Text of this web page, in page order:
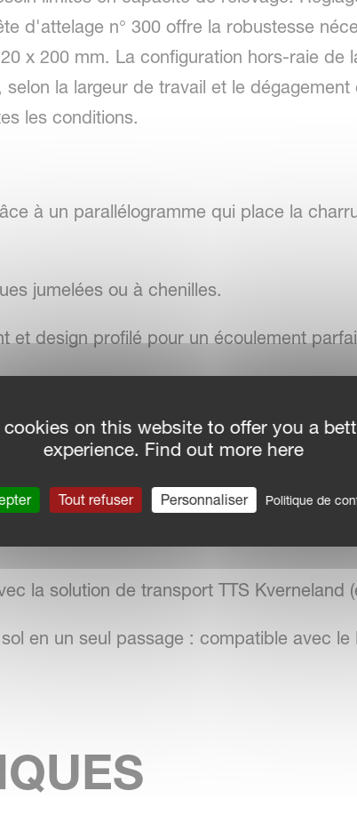
d'attelage n° 300 offre la robustesse
x 200 mm. La configuration hors-raie de
la largeur de travail et le
les conditions.
à un parallélogramme qui place la
jumelées ou à chenilles.
et design profilé pour un écoulement
pour un travail parfait
par la mise en position hors-raie pour
mémoire pour conserver une largeur de
la solution de transport TTS Kverneland
en un seul passage : compatible avec le
cookies on this website to offer you a
experience. Find out more here
Tout refuser Personnaliser Politique de